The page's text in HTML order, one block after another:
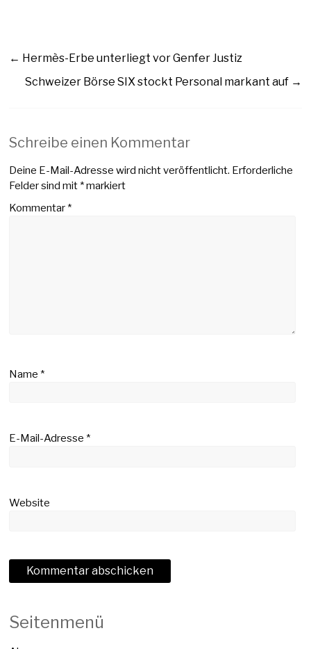
← Hermès-Erbe unterliegt vor Genfer Justiz
Schweizer Börse SIX stockt Personal markant auf →
Schreibe einen Kommentar
Deine E-Mail-Adresse wird nicht veröffentlicht. Erforderliche
Felder sind mit*markiert
Kommentar*
Name*
E-Mail-Adresse*
Website
Seitenmenü